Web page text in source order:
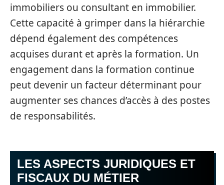
immobiliers ou consultant en immobilier.
Cette capacité à grimper dans la hiérarchie
dépend également des compétences
acquises durant et après la formation. Un
engagement dans la formation continue
peut devenir un facteur déterminant pour
augmenter ses chances d’accès à des postes
de responsabilités.
LES ASPECTS JURIDIQUES ET
FISCAUX DU MÉTIER